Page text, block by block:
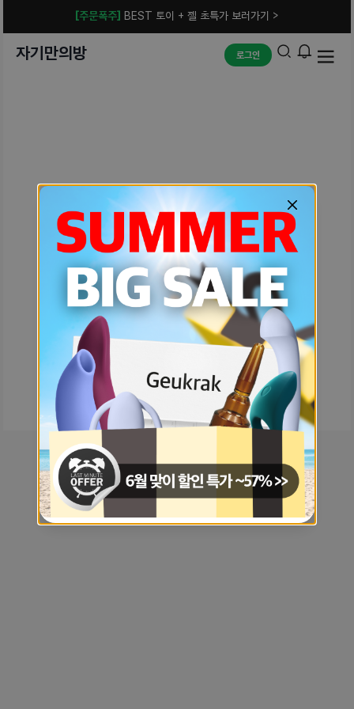
[주문폭주] BEST 토이 + 젤 초특가 보러가기 >
자기만의방 로그인
예상치 못한 에러입니다.